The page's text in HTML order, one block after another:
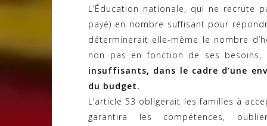
L’Éducation nationale, qui ne recrute
payé) en nombre suffisant pour
déterminerait elle-même le nombre
non pas en fonction de ses
insuffisants, dans le cadre d’une
du budget.
L’article 53 obligerait les familles à
garantira les compétences,